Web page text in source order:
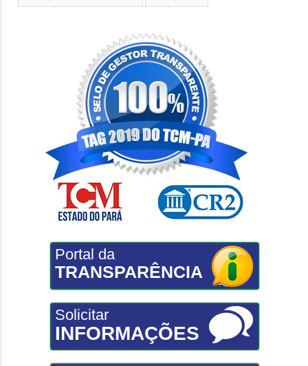
Portal da
TRANSPARÊNCIA
Solicitar
INFORMAÇÕES